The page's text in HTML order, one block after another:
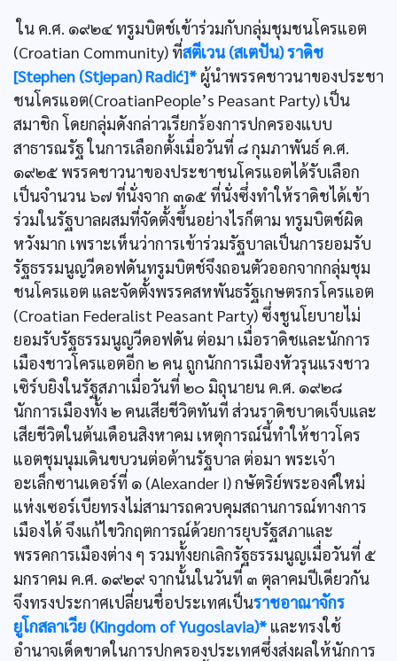
ใน ค.ศ. ๑๙๒๔ ทรูมบิตช์เข้าร่วมกับกลุ่มชุมชนโครแอต
(Croatian Community) ที่สตีเวน (สเตปัน) ราดิช
[Stephen (Stjepan) Radić]* ผู้นำพรรคชาวนาของประชา
ชนโครแอต(CroatianPeople’s Peasant Party) เป็น
สมาชิก โดยกลุ่มดังกล่าวเรียกร้องการปกครองแบบ
สาธารณรัฐ ในการเลือกตั้งเมื่อวันที่ ๘ กุมภาพันธ์ ค.ศ.
๑๙๒๕ พรรคชาวนาของประชาชนโครแอตได้รับเลือก
เป็นจำนวน ๖๗ ที่นั่งจาก ๓๑๕ ที่นั่งซึ่งทำให้ราดิชได้เข้า
ร่วมในรัฐบาลผสมที่จัดตั้งขึ้นอย่างไรก็ตาม ทรูมบิตช์ผิด
หวังมาก เพราะเห็นว่าการเข้าร่วมรัฐบาลเป็นการยอมรับ
รัฐธรรมนูญวีดอฟดันทรูมบิตช์จึงถอนตัวออกจากกลุ่มชุม
ชนโครแอต และจัดตั้งพรรคสหพันธรัฐเกษตรกรโครแอต
(Croatian Federalist Peasant Party) ซึ่งชูนโยบายไม่
ยอมรับรัฐธรรมนูญวีดอฟดัน ต่อมา เมื่อราดิชและนักการ
เมืองชาวโครแอตอีก ๒ คน ถูกนักการเมืองหัวรุนแรงชาว
เซิร์บยิงในรัฐสภาเมื่อวันที่ ๒๐ มิถุนายน ค.ศ. ๑๙๒๘
นักการเมืองทั้ง ๒ คนเสียชีวิตทันที ส่วนราดิชบาดเจ็บและ
เสียชีวิตในต้นเดือนสิงหาคม เหตุการณ์นี้ทำให้ชาวโคร
แอตชุมนุมเดินขบวนต่อต้านรัฐบาล ต่อมา พระเจ้า
อะเล็กซานเดอร์ที่ ๑ (Alexander I) กษัตริย์พระองค์ใหม่
แห่งเซอร์เบียทรงไม่สามารถควบคุมสถานการณ์ทางการ
เมืองได้ จึงแก้ไขวิกฤตการณ์ด้วยการยุบรัฐสภาและ
พรรคการเมืองต่าง ๆ รวมทั้งยกเลิกรัฐธรรมนูญเมื่อวันที่ ๕
มกราคม ค.ศ. ๑๙๒๙ จากนั้นในวันที่ ๓ ตุลาคมปีเดียวกัน
จึงทรงประกาศเปลี่ยนชื่อประเทศเป็นราชอาณาจักร
ยูโกสลาเวีย (Kingdom of Yugoslavia)* และทรงใช้
อำนาจเด็ดขาดในการปกครองประเทศซึ่งส่งผลให้นักการ